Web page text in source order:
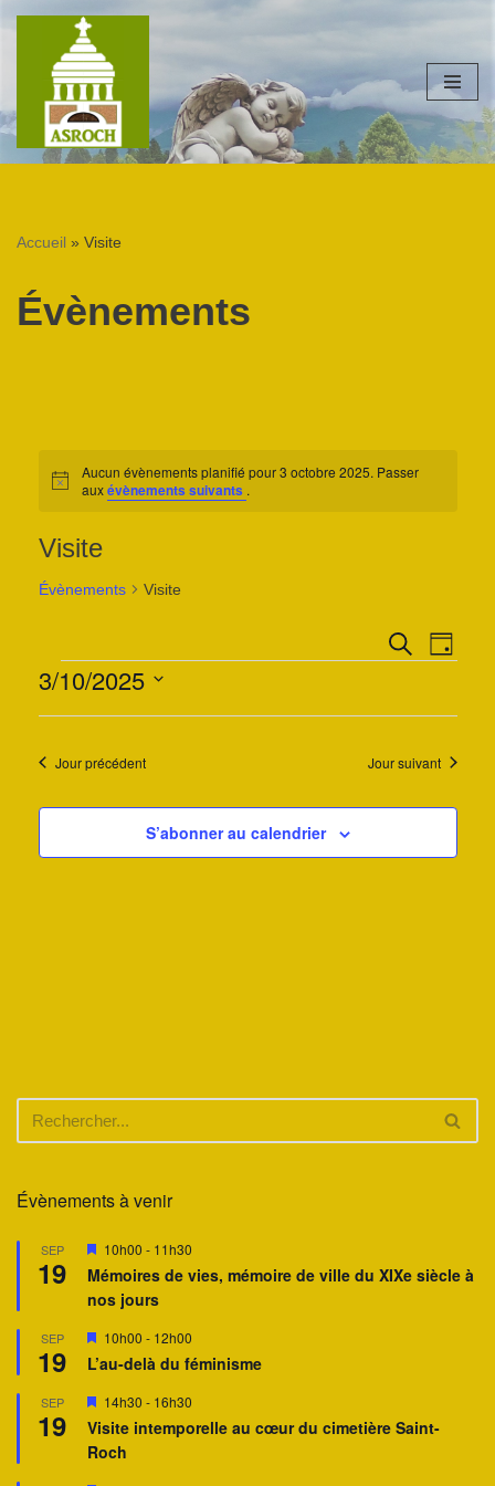
contenu
Accueil » Visite
Évènements
Notice
Aucun évènements planifié pour 3 octobre 2025. Passer
auxévènements suivants .
Visite
Évènements Visite
de
vues
Recherche
vues
Jour
3/10/2025
date.Jour précédent Jour suivant
S’abonner au calendrier
Évènements à venir
SEP
19
M
i
s
e
a
a
t
10h00 - 11h30
Mémoires de vies, mémoire de ville du XIXe siècle à
nos jours
SEP
19
M
s
n
a
a
10h00 - 12h00
L’au-delà du féminisme
SEP
19
M
s
e
14h30 - 16h30
Visite intemporelle au cœur du cimetière Saint-
Roch